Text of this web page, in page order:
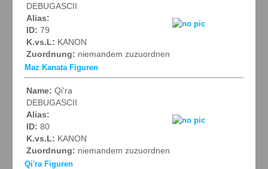
DEBUGASCII
Alias:
ID: 79
K.vs.L: KANON
Zuordnung: niemandem zuzuordnen
Maz Kanata Figuren
Name: Qi'ra
DEBUGASCII
Alias:
ID: 80
K.vs.L: KANON
Zuordnung: niemandem zuzuordnen
Qi'ra Figuren